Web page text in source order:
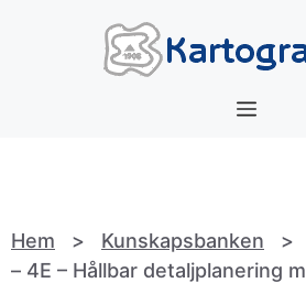
Meny
Hem > Kunskapsbanken >
– 4E – Hållbar detaljplanering